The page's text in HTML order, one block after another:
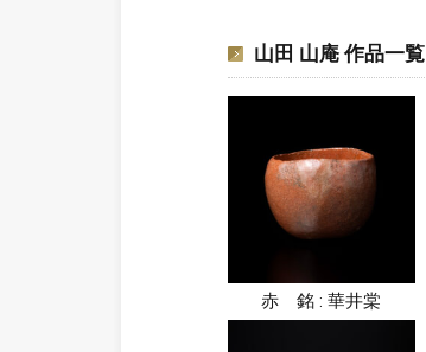
山田 山庵 作品一覧
赤 銘 : 華井棠